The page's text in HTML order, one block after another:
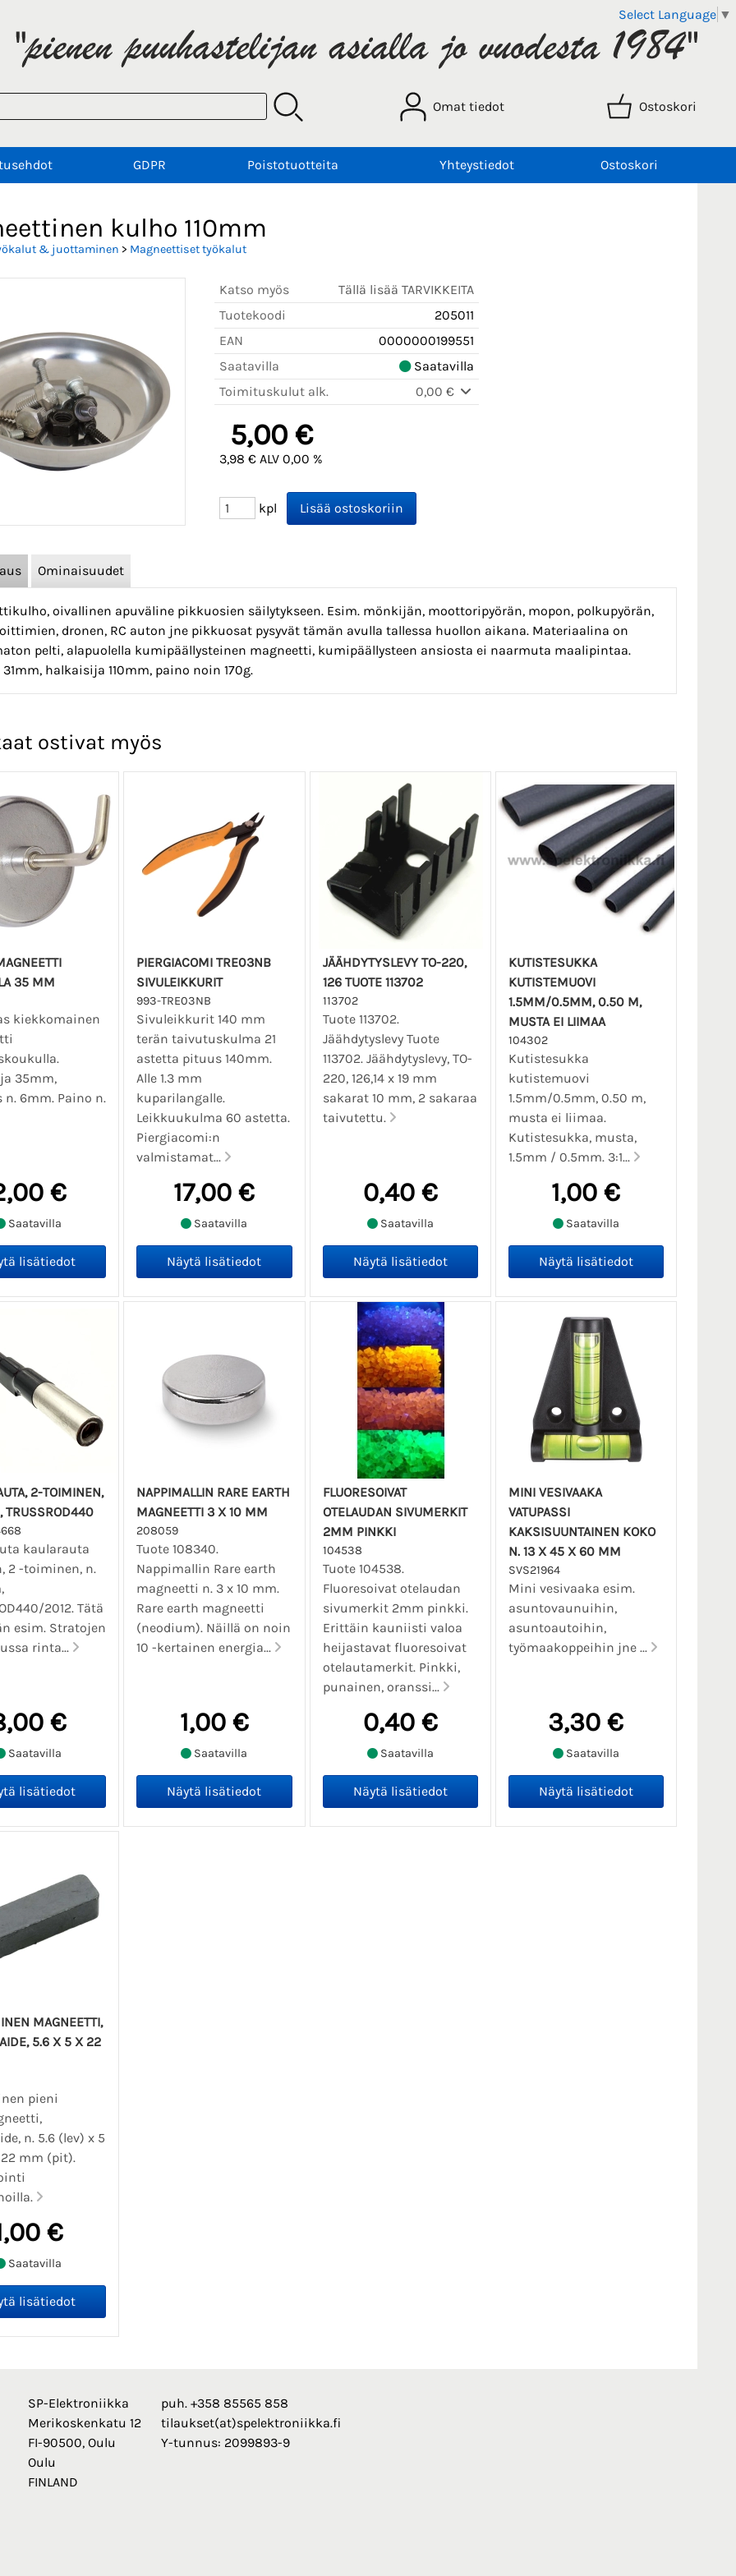
Select Language ▼
Omat tiedot Ostoskori
GDPR Poistotuotteita Yhteystiedot Ostoskori
kulho 110mm
& juottaminen > Magneettiset työkalut
Katso myös
Tällä lisää TARVIKKEITA
Tuotekoodi
205011
EAN
0000000199551
Saatavilla
Saatavilla
Toimituskulut alk.
0,00 €
5,00 €
3,98 € ALV 0,00 %
kpl
Ominaisuudet
oivallinen apuväline pikkuosien säilytykseen. Esim. mönkijän, moottoripyörän, mopon, polkupyörän,
dronen, RC auton jne pikkuosat pysyvät tämän avulla tallessa huollon aikana. Materiaalina on
pelti, alapuolella kumipäällysteinen magneetti, kumipäällysteen ansiosta ei naarmuta maalipintaa.
halkaisija 110mm, paino noin 170g.
ostivat myös
35 MM
kiekkomainen
35mm,
n. 6mm. Paino n.
€
Saatavilla
PIERGIACOMI TRE03NB
SIVULEIKKURIT
993-TRE03NB
Sivuleikkurit 140 mm
terän taivutuskulma 21
astetta pituus 140mm.
Alle 1.3 mm
kuparilangalle.
Leikkuukulma 60 astetta.
Piergiacomi:n
valmistamat...
17,00 €
Saatavilla
JÄÄHDYTYSLEVY TO-220,
126 TUOTE 113702
113702
Tuote 113702.
Jäähdytyslevy Tuote
113702. Jäähdytyslevy, TO-
220, 126,14 x 19 mm
sakarat 10 mm, 2 sakaraa
taivutettu.
0,40 €
Saatavilla
KUTISTESUKKA
KUTISTEMUOVI
1.5MM/0.5MM, 0.50 M,
MUSTA EI LIIMAA
104302
Kutistesukka
kutistemuovi
1.5mm/0.5mm, 0.50 m,
musta ei liimaa.
Kutistesukka, musta,
1.5mm / 0.5mm. 3:1...
1,00 €
Saatavilla
2-TOIMINEN,
kaularauta
2 -toiminen, n.
2012. Tätä
esim. Stratojen
rinta...
€
Saatavilla
NAPPIMALLIN RARE EARTH
MAGNEETTI 3 X 10 MM
208059
Tuote 108340.
Nappimallin Rare earth
magneetti n. 3 x 10 mm.
Rare earth magneetti
(neodium). Näillä on noin
10 -kertainen energia...
1,00 €
Saatavilla
FLUORESOIVAT
OTELAUDAN SIVUMERKIT
2MM PINKKI
104538
Tuote 104538.
Fluoresoivat otelaudan
sivumerkit 2mm pinkki.
Erittäin kauniisti valoa
heijastavat fluoresoivat
otelautamerkit. Pinkki,
punainen, oranssi...
0,40 €
Saatavilla
MINI VESIVAAKA
VATUPASSI
KAKSISUUNTAINEN KOKO
N. 13 X 45 X 60 MM
SVS21964
Mini vesivaaka esim.
asuntovaunuihin,
asuntoautoihin,
työmaakoppeihin jne ...
3,30 €
Saatavilla
MAGNEETTI,
5.6 X 5 X 22
pieni
n. 5.6 (lev) x 5
mm (pit).
€
Saatavilla
SP-Elektroniikka
Merikoskenkatu 12
FI-90500, Oulu
Oulu
FINLAND
puh. +358 85565 858
tilaukset(at)spelektroniikka.fi
Y-tunnus: 2099893-9